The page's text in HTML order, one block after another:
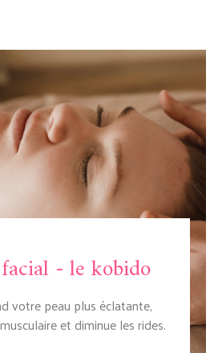
- le kobido
votre peau plus éclatante,
et diminue les rides.